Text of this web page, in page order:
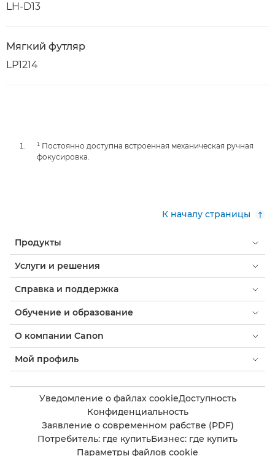
LH-D13
Мягкий футляр
LP1214
¹ Постоянно доступна встроенная механическая ручная
фокусировка.
К началу страницы
Продукты
Услуги и решения
Справка и поддержка
Обучение и образование
О компании Canon
Мой профиль
Уведомление о файлах cookieДоступность
Конфиденциальность
Заявление о современном рабстве (PDF)
Потребитель: где купитьБизнес: где купить
Параметры файлов cookie